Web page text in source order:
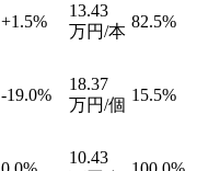
+1.5%
13.43
万円/本
82.5%
-19.0%
18.37
万円/個
15.5%
10.43